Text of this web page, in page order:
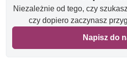
Niezależnie od tego, czy
czy dopiero zaczynasz
Napisz do